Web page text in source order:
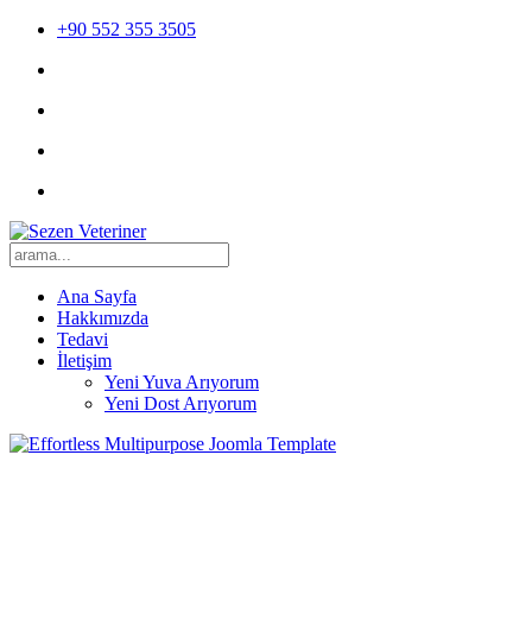
+90 552 355 3505
Ana Sayfa
Hakkımızda
Tedavi
İletişim
Yeni Yuva Arıyorum
Yeni Dost Arıyorum